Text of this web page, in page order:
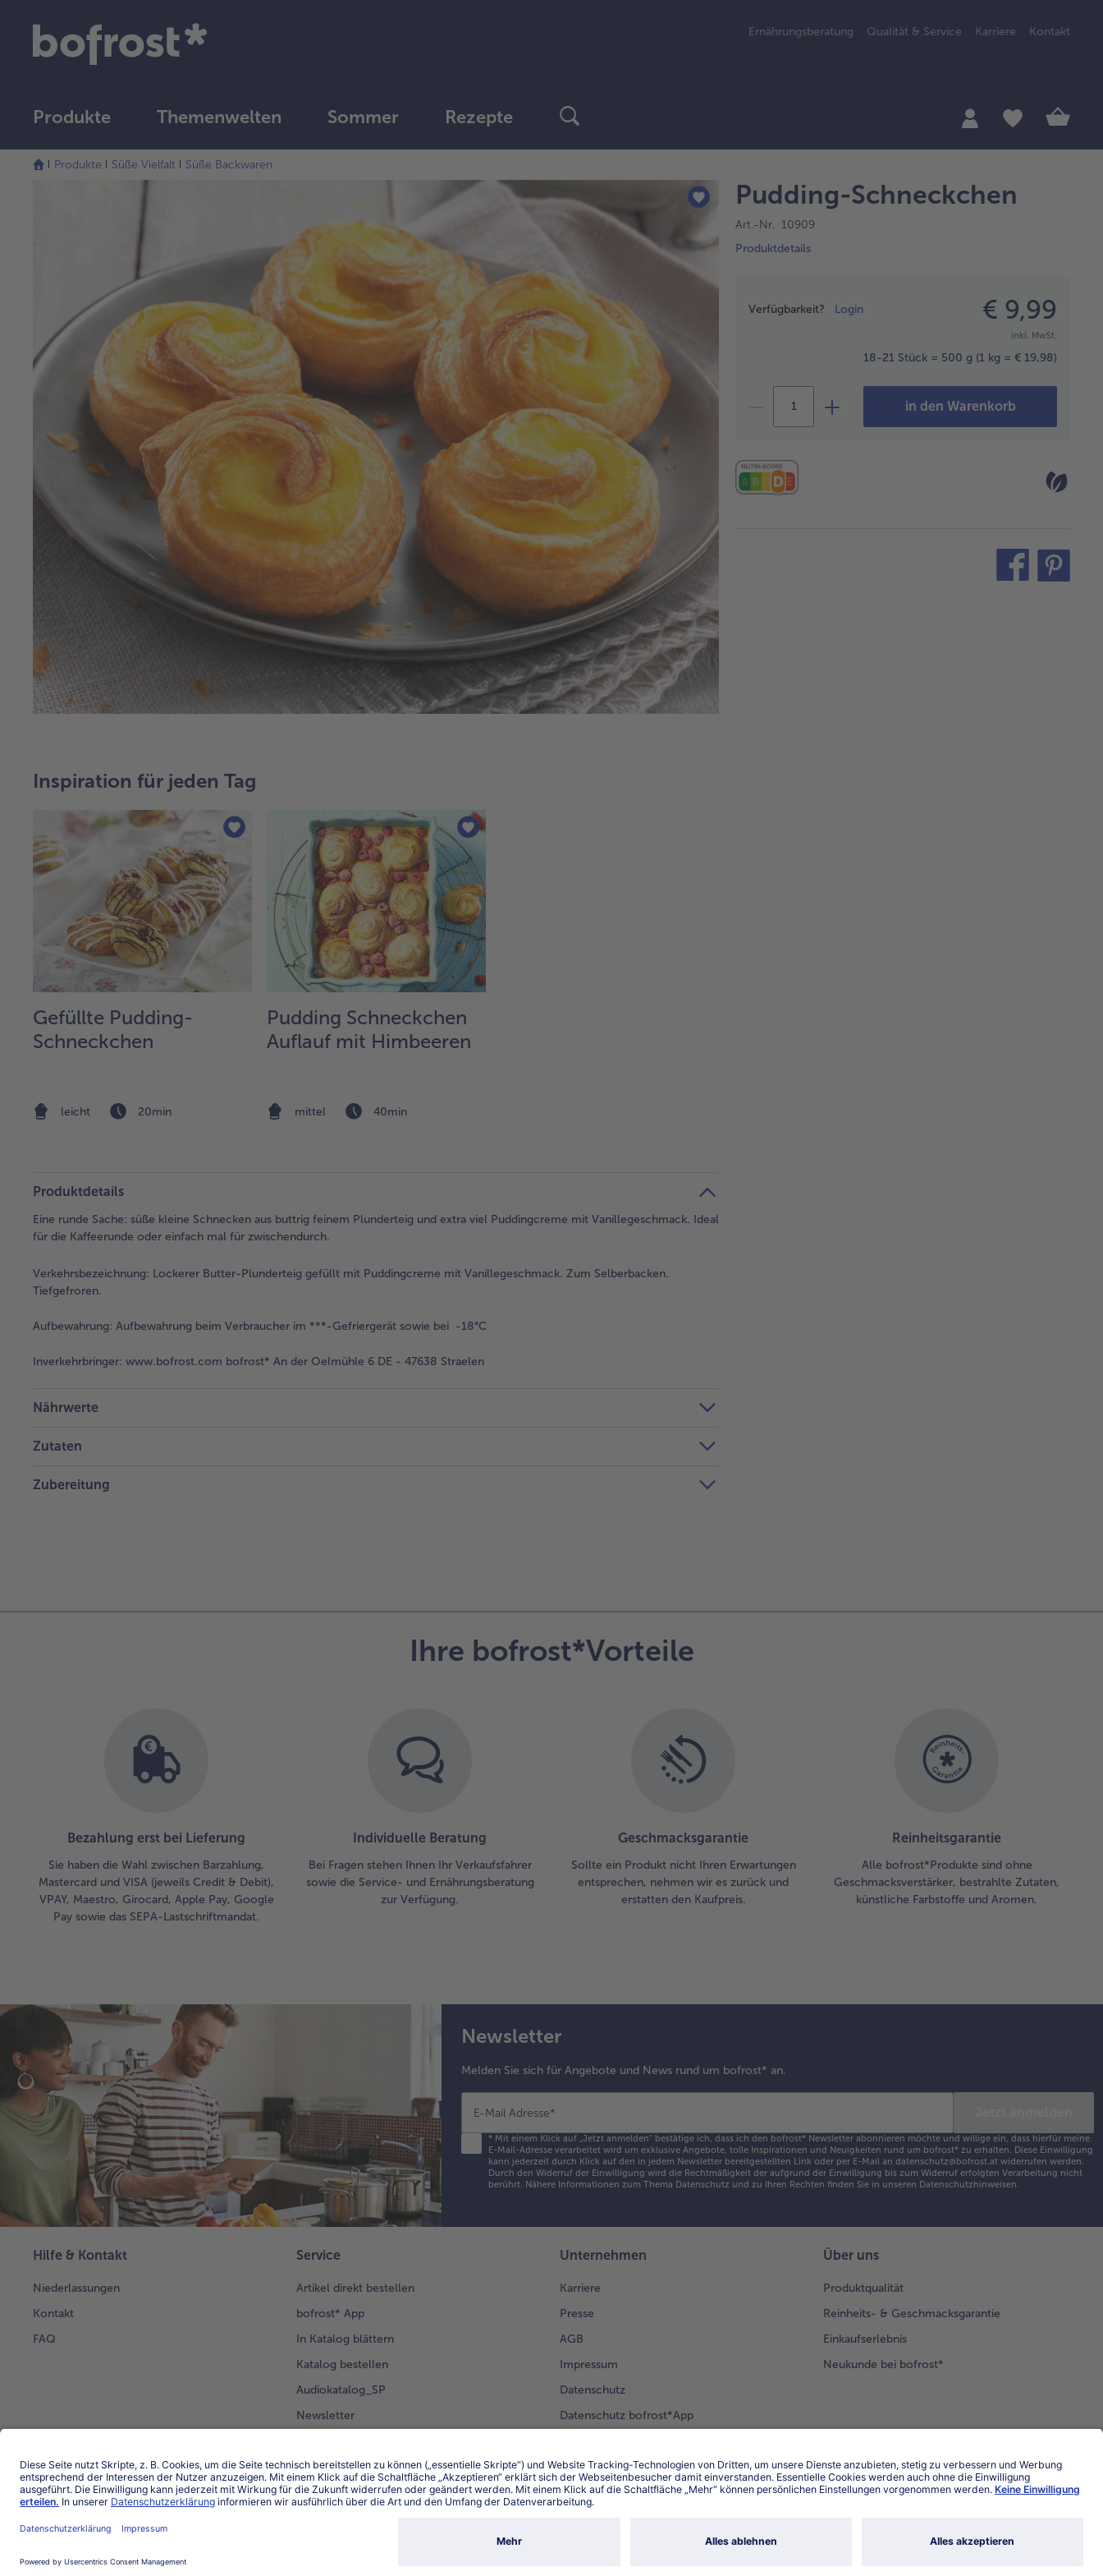
Ernährungsberatung Qualität & Service Karriere Kontakt
Produkte Themenwelten Sommer Rezepte
Produkte Süße Vielfalt Süße Backwaren
Pudding-Schneckchen
Art.-Nr. 10909
Produktdetails
Verfügbarkeit? Login € 9,99
inkl. MwSt.
18-21 Stück = 500 g (1 kg = € 19,98)
in den Warenkorb
teilen
Inspiration für jeden Tag
Gefüllte Pudding-
Schneckchen
leicht 20min
Pudding Schneckchen
Auflauf mit Himbeeren
mittel 40min
Produktdetails
Eine runde Sache: süße kleine Schnecken aus buttrig feinem Plunderteig und extra viel Puddingcreme mit Vanillegeschmack. Ideal
für die Kaffeerunde oder einfach mal für zwischendurch.
Verkehrsbezeichnung: Lockerer Butter-Plunderteig gefüllt mit Puddingcreme mit Vanillegeschmack. Zum Selberbacken.
Tiefgefroren.
Aufbewahrung: Aufbewahrung beim Verbraucher im ***-Gefriergerät sowie bei -18°C
Inverkehrbringer: www.bofrost.com bofrost* An der Oelmühle 6 DE - 47638 Straelen
Nährwerte
Zutaten
Zubereitung
Ihre bofrost*Vorteile
Bezahlung erst bei Lieferung
Sie haben die Wahl zwischen Barzahlung,
Mastercard und VISA (jeweils Credit & Debit),
VPAY, Maestro, Girocard, Apple Pay, Google
Pay sowie das SEPA-Lastschriftmandat.
Individuelle Beratung
Bei Fragen stehen Ihnen Ihr Verkaufsfahrer
sowie die Service- und Ernährungsberatung
zur Verfügung.
Geschmacksgarantie
Sollte ein Produkt nicht Ihren Erwartungen
entsprechen, nehmen wir es zurück und
erstatten den Kaufpreis.
Reinheitsgarantie
Alle bofrost*Produkte sind ohne
Geschmacksverstärker, bestrahlte Zutaten,
künstliche Farbstoffe und Aromen.
Newsletter
Melden Sie sich für Angebote und News rund um bofrost* an.
E-Mail Adresse*
*Mit einem Klick auf „Jetzt anmelden" bestätige ich, dass ich den bofrost* Newsletter abonnieren möchte und willige ein, dass hierfür meine
E-Mail-Adresse verarbeitet wird um exklusive Angebote, tolle Inspirationen und Neuigkeiten rund um bofrost* zu erhalten. Diese Einwilligung
kann jederzeit durch Klick auf den in jedem Newsletter bereitgestellten Link oder per E-Mail an datenschutz@bofrost.at widerrufen werden.
Durch den Widerruf der Einwilligung wird die Rechtmäßigkeit der aufgrund der Einwilligung bis zum Widerruf erfolgten Verarbeitung nicht
berührt. Nähere Informationen zum Thema Datenschutz und zu Ihren Rechten finden Sie in unseren Datenschutzhinweisen.
Hilfe & Kontakt
Niederlassungen
Kontakt
FAQ
Service
Artikel direkt bestellen
bofrost* App
In Katalog blättern
Katalog bestellen
Audiokatalog_SP
Newsletter
Unternehmen
Karriere
Presse
AGB
Impressum
Datenschutz
Datenschutz bofrost*App
Über uns
Produktqualität
Reinheits- & Geschmacksgarantie
Einkaufserlebnis
Neukunde bei bofrost*